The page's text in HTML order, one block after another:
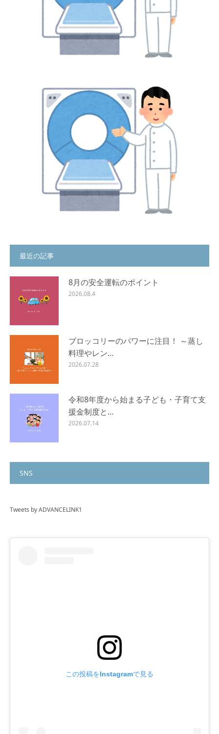
最近の記事
8月の安全運転のポイント
2026.08.4
ブロッコリーのパワーに注目！ ～蒸し
料理やレン…
2026.07.28
令和8年度から始まる子ども・子育て支
援金制度と…
2026.07.14
SNS
Tweets by ADVANCELINK1
この投稿をInstagramで見る